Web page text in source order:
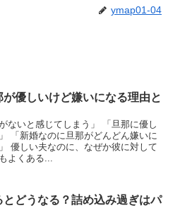
ymap01-04
優しいけど嫌いになる理由と
ないと感じてしまう」 「旦那に優し
「新婚なのに旦那がどんどん嫌いに
優しい夫なのに、なぜか彼に対して
よくある...
どうなる？詰め込み過ぎはパ